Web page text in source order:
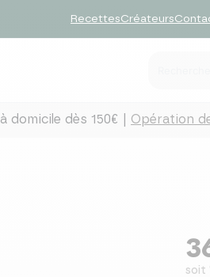
RecettesCréateurs
à domicile dès 150€ | Opération
soit